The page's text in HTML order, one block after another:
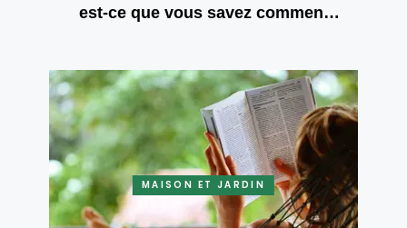
est-ce que vous savez comment
MAISON ET JARDIN